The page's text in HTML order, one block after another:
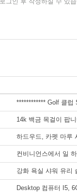
************ Golf 클럽
14k 백금 목걸이 팝
하드우드, 카펫 마루
컨비니언스에서 일
강화 욕실 샤워 유리
Desktop 컴퓨터 I5,